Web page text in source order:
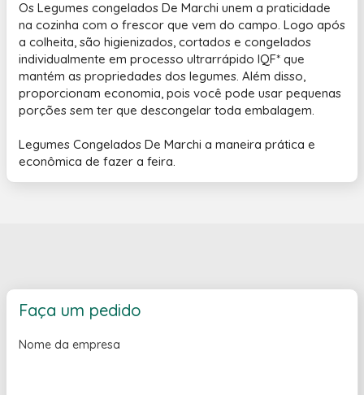
Os Legumes congelados De Marchi unem a praticidade
na cozinha com o frescor que vem do campo. Logo após
a colheita, são higienizados, cortados e congelados
individualmente em processo ultrarrápido IQF* que
mantém as propriedades dos legumes. Além disso,
proporcionam economia, pois você pode usar pequenas
porções sem ter que descongelar toda embalagem.
Legumes Congelados De Marchi a maneira prática e
econômica de fazer a feira.
Faça um pedido
Nome da empresa